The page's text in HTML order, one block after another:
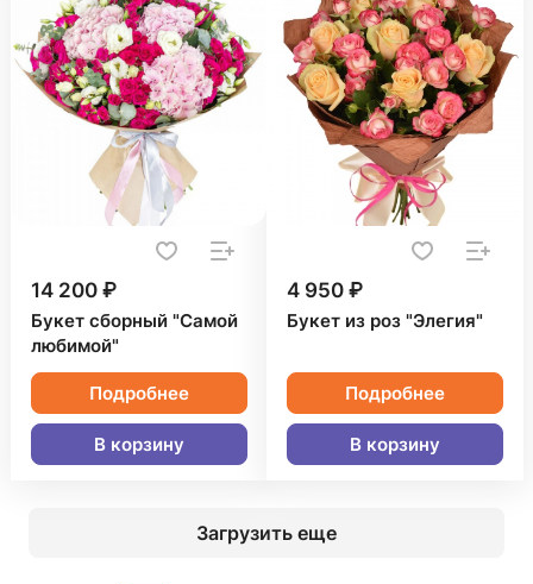
14 200 ₽
Букет сборный "Самой
любимой"
Подробнее
В корзину
4 950 ₽
Букет из роз "Элегия"
Подробнее
В корзину
Загрузить еще